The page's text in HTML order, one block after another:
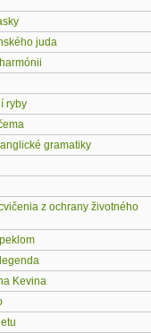
juda
ryby
gramatiky
z ochrany životného
Kevina